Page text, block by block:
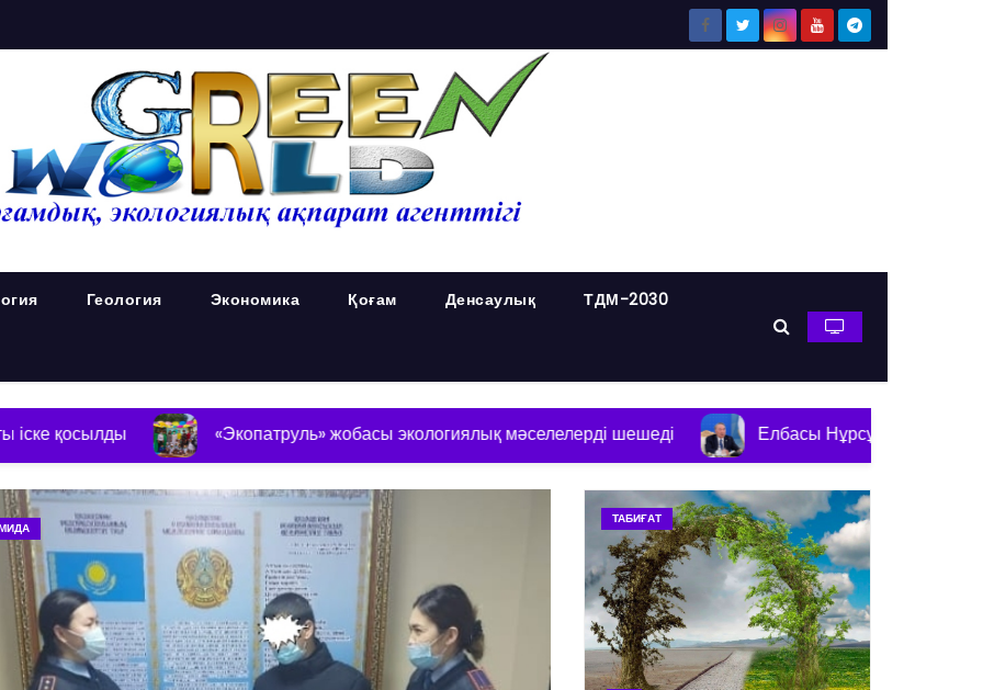
Геология Экономика Қоғам Денсаулық ТДМ-2030
«Экопатруль» жобасы экологиялық мәселелерді шешеді Елбасы Нұрсұлтан Назарбаевтың
2030 ТАБИҒАТ
ТАБИҒАТ